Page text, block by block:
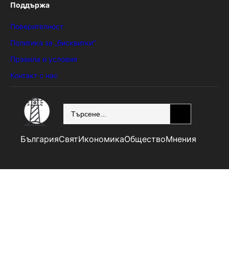
Поддържа
Поверителност
Политика за „бисквитки“
Правила и условия
Контакт с нас
БългарияСвятИкономикаОбществоМнения